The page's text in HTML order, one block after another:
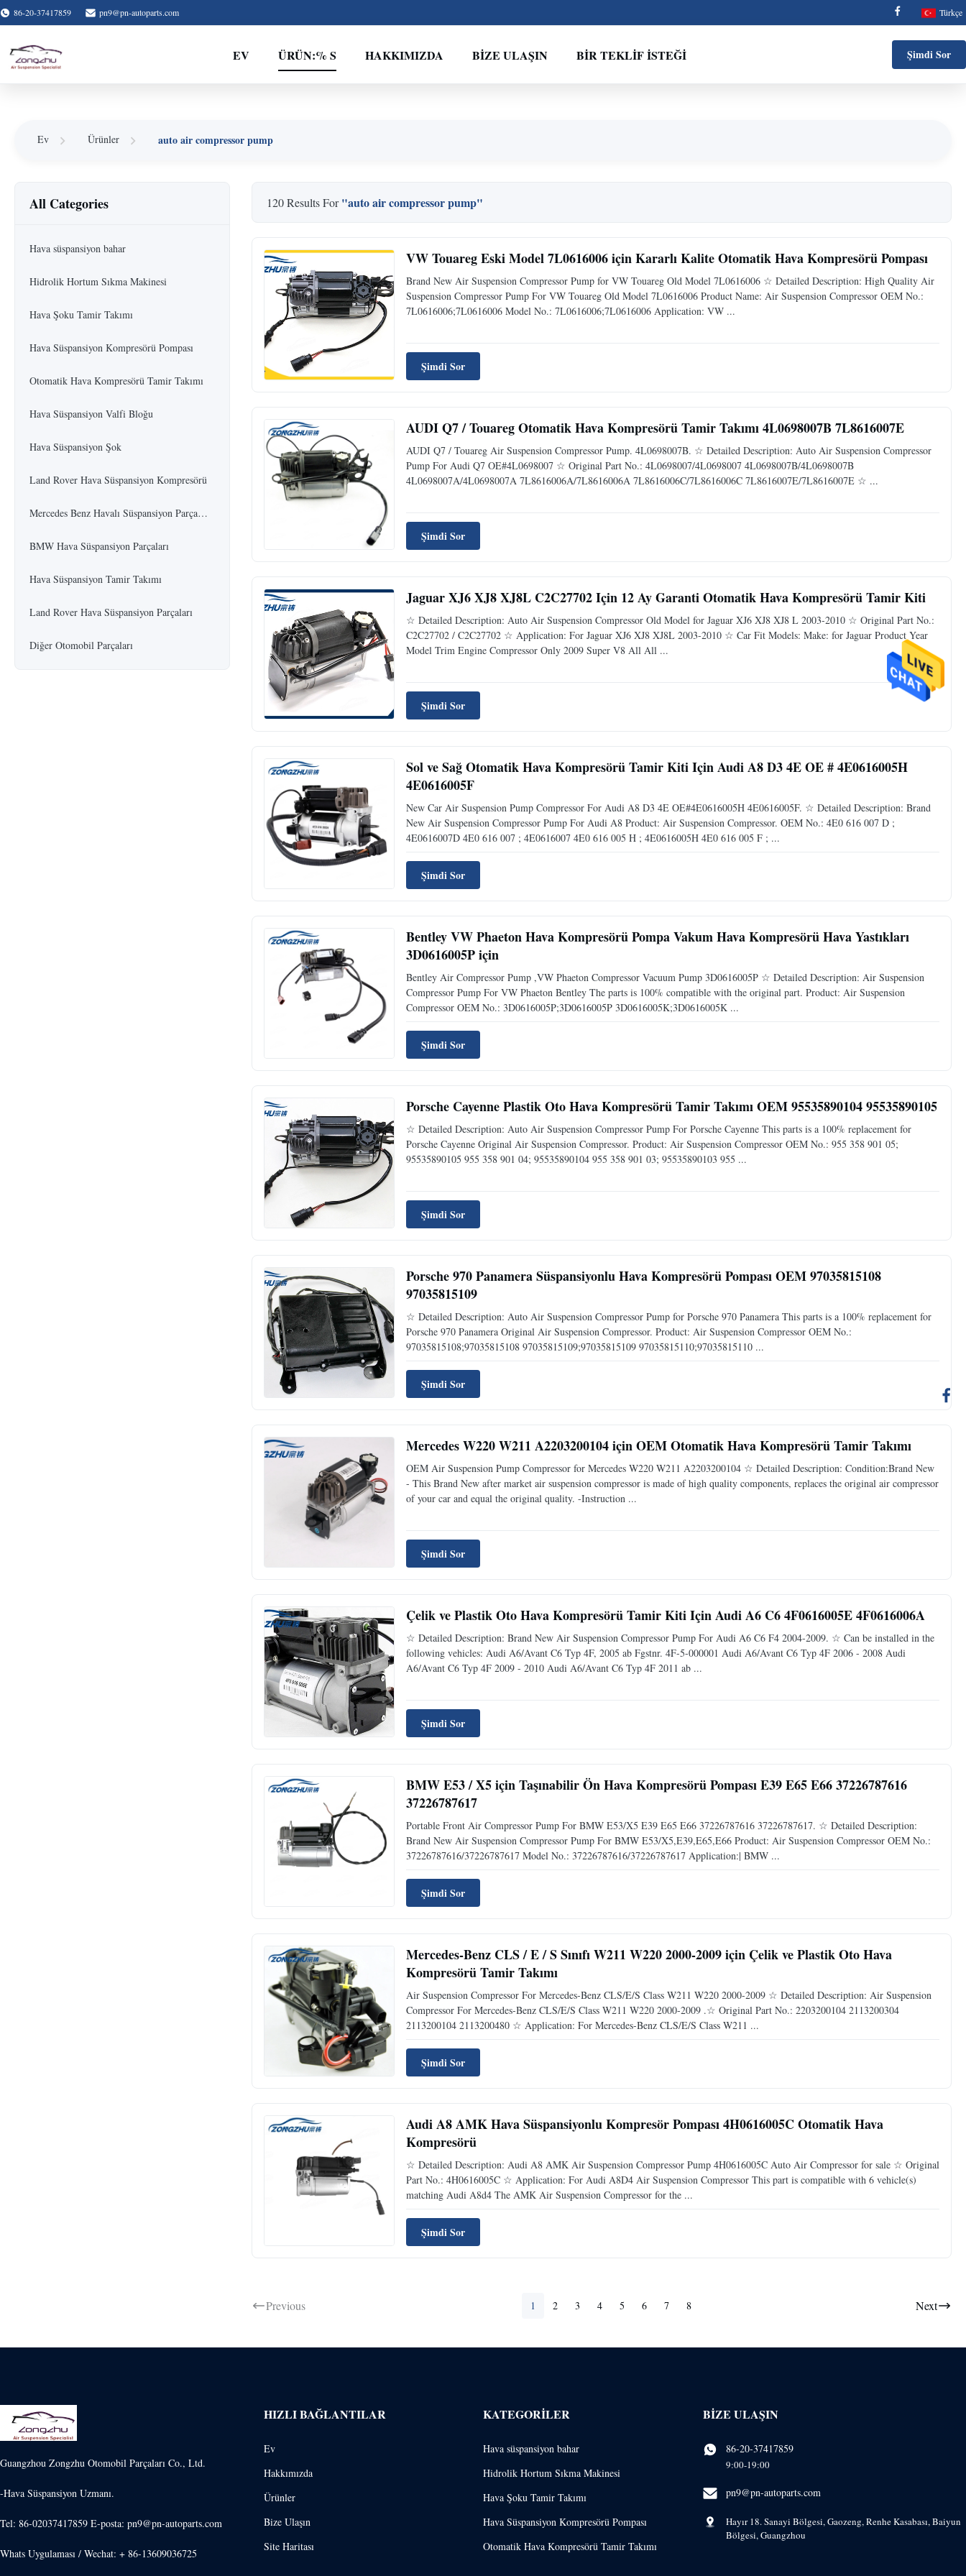
86-20-37417859 pn9@pn-autoparts.com Türkçe
EV ÜRÜN:% S HAKKIMIZDA BIZE ULAŞIN BIR TEKLIF ISTEĞI Şimdi Sor
Ev Ürünler auto air compressor pump
All Categories
Hava süspansiyon bahar
Hidrolik Hortum Sıkma Makinesi
Hava Şoku Tamir Takımı
Hava Süspansiyon Kompresörü Pompası
Otomatik Hava Kompresörü Tamir Takımı
Hava Süspansiyon Valfi Bloğu
Hava Süspansiyon Şok
Land Rover Hava Süspansiyon Kompresörü
Mercedes Benz Havalı Süspansiyon Parçaları
BMW Hava Süspansiyon Parçaları
Hava Süspansiyon Tamir Takımı
Land Rover Hava Süspansiyon Parçaları
Diğer Otomobil Parçaları
120 Results For"auto air compressor pump"
VW Touareg Eski Model 7L0616006 için Kararlı Kalite Otomatik Hava Kompresörü Pompası
Brand New Air Suspension Compressor Pump for VW Touareg Old Model 7L0616006 ☆ Detailed Description: High Quality Air
Suspension Compressor Pump For VW Touareg Old Model 7L0616006 Product Name: Air Suspension Compressor OEM No.:
7L0616006;7L0616006 Model No.: 7L0616006;7L0616006 Application: VW ...
Şimdi Sor
AUDI Q7 / Touareg Otomatik Hava Kompresörü Tamir Takımı 4L0698007B 7L8616007E
AUDI Q7 / Touareg Air Suspension Compressor Pump. 4L0698007B. ☆ Detailed Description: Auto Air Suspension Compressor
Pump For Audi Q7 OE#4L0698007 ☆ Original Part No.: 4L0698007/4L0698007 4L0698007B/4L0698007B
4L0698007A/4L0698007A 7L8616006A/7L8616006A 7L8616006C/7L8616006C 7L8616007E/7L8616007E ☆ ...
Şimdi Sor
Jaguar XJ6 XJ8 XJ8L C2C27702 Için 12 Ay Garanti Otomatik Hava Kompresörü Tamir Kiti
☆ Detailed Description: Auto Air Suspension Compressor Old Model for Jaguar XJ6 XJ8 XJ8 L 2003-2010 ☆ Original Part No.:
C2C27702 / C2C27702 ☆ Application: For Jaguar XJ6 XJ8 XJ8L 2003-2010 ☆ Car Fit Models: Make: for Jaguar Product Year
Model Trim Engine Compressor Only 2009 Super V8 All All ...
Şimdi Sor
Sol ve Sağ Otomatik Hava Kompresörü Tamir Kiti Için Audi A8 D3 4E OE # 4E0616005H
4E0616005F
New Car Air Suspension Pump Compressor For Audi A8 D3 4E OE#4E0616005H 4E0616005F. ☆ Detailed Description: Brand
New Air Suspension Compressor Pump For Audi A8 Product: Air Suspension Compressor. OEM No.: 4E0 616 007 D ;
4E0616007D 4E0 616 007 ; 4E0616007 4E0 616 005 H ; 4E0616005H 4E0 616 005 F ; ...
Şimdi Sor
Bentley VW Phaeton Hava Kompresörü Pompa Vakum Hava Kompresörü Hava Yastıkları
3D0616005P için
Bentley Air Compressor Pump ,VW Phaeton Compressor Vacuum Pump 3D0616005P ☆ Detailed Description: Air Suspension
Compressor Pump For VW Phaeton Bentley The parts is 100% compatible with the original part. Product: Air Suspension
Compressor OEM No.: 3D0616005P;3D0616005P 3D0616005K;3D0616005K ...
Şimdi Sor
Porsche Cayenne Plastik Oto Hava Kompresörü Tamir Takımı OEM 95535890104 95535890105
☆ Detailed Description: Auto Air Suspension Compressor Pump For Porsche Cayenne This parts is a 100% replacement for
Porsche Cayenne Original Air Suspension Compressor. Product: Air Suspension Compressor OEM No.: 955 358 901 05;
95535890105 955 358 901 04; 95535890104 955 358 901 03; 95535890103 955 ...
Şimdi Sor
Porsche 970 Panamera Süspansiyonlu Hava Kompresörü Pompası OEM 97035815108
97035815109
☆ Detailed Description: Auto Air Suspension Compressor Pump for Porsche 970 Panamera This parts is a 100% replacement for
Porsche 970 Panamera Original Air Suspension Compressor. Product: Air Suspension Compressor OEM No.:
97035815108;97035815108 97035815109;97035815109 97035815110;97035815110 ...
Şimdi Sor
Mercedes W220 W211 A2203200104 için OEM Otomatik Hava Kompresörü Tamir Takımı
OEM Air Suspension Pump Compressor for Mercedes W220 W211 A2203200104 ☆ Detailed Description: Condition:Brand New
- This Brand New after market air suspension compressor is made of high quality components, replaces the original air compressor
of your car and equal the original quality. -Instruction ...
Şimdi Sor
Çelik ve Plastik Oto Hava Kompresörü Tamir Kiti Için Audi A6 C6 4F0616005E 4F0616006A
☆ Detailed Description: Brand New Air Suspension Compressor Pump For Audi A6 C6 F4 2004-2009. ☆ Can be installed in the
following vehicles: Audi A6/Avant C6 Typ 4F, 2005 ab Fgstnr. 4F-5-000001 Audi A6/Avant C6 Typ 4F 2006 - 2008 Audi
A6/Avant C6 Typ 4F 2009 - 2010 Audi A6/Avant C6 Typ 4F 2011 ab ...
Şimdi Sor
BMW E53 / X5 için Taşınabilir Ön Hava Kompresörü Pompası E39 E65 E66 37226787616
37226787617
Portable Front Air Compressor Pump For BMW E53/X5 E39 E65 E66 37226787616 37226787617. ☆ Detailed Description:
Brand New Air Suspension Compressor Pump For BMW E53/X5,E39,E65,E66 Product: Air Suspension Compressor OEM No.:
37226787616/37226787617 Model No.: 37226787616/37226787617 Application:| BMW ...
Şimdi Sor
Mercedes-Benz CLS / E / S Sınıfı W211 W220 2000-2009 için Çelik ve Plastik Oto Hava
Kompresörü Tamir Takımı
Air Suspension Compressor For Mercedes-Benz CLS/E/S Class W211 W220 2000-2009 ☆ Detailed Description: Air Suspension
Compressor For Mercedes-Benz CLS/E/S Class W211 W220 2000-2009 .☆ Original Part No.: 2203200104 2113200304
2113200104 2113200480 ☆ Application: For Mercedes-Benz CLS/E/S Class W211 ...
Şimdi Sor
Audi A8 AMK Hava Süspansiyonlu Kompresör Pompası 4H0616005C Otomatik Hava
Kompresörü
☆ Detailed Description: Audi A8 AMK Air Suspension Compressor Pump 4H0616005C Auto Air Compressor for sale ☆ Original
Part No.: 4H0616005C ☆ Application: For Audi A8D4 Air Suspension Compressor This part is compatible with 6 vehicle(s)
matching Audi A8d4 The AMK Air Suspension Compressor for the ...
Şimdi Sor
Previous 1 2 3 4 5 6 7 8 Next
Guangzhou Zongzhu Otomobil Parçaları Co., Ltd.
-Hava Süspansiyon Uzmanı.
Tel: 86-02037417859 E-posta: pn9@pn-autoparts.com
Whats Uygulaması / Wechat: + 86-13609036725
HIZLI BAĞLANTILAR
Ev
Hakkımızda
Ürünler
Bize Ulaşın
Site Haritası
KATEGORILER
Hava süspansiyon bahar
Hidrolik Hortum Sıkma Makinesi
Hava Şoku Tamir Takımı
Hava Süspansiyon Kompresörü Pompası
Otomatik Hava Kompresörü Tamir Takımı
BIZE ULAŞIN
86-20-37417859
9:00-19:00
pn9@pn-autoparts.com
Hayır 18. Sanayi Bölgesi, Gaozeng, Renhe Kasabası, Baiyun
Bölgesi, Guangzhou